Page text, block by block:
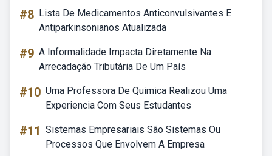
#8 Lista De Medicamentos Anticonvulsivantes E
Antiparkinsonianos Atualizada
#9 A Informalidade Impacta Diretamente Na
Arrecadação Tributária De Um País
#10 Uma Professora De Quimica Realizou Uma
Experiencia Com Seus Estudantes
#11 Sistemas Empresariais São Sistemas Ou
Processos Que Envolvem A Empresa